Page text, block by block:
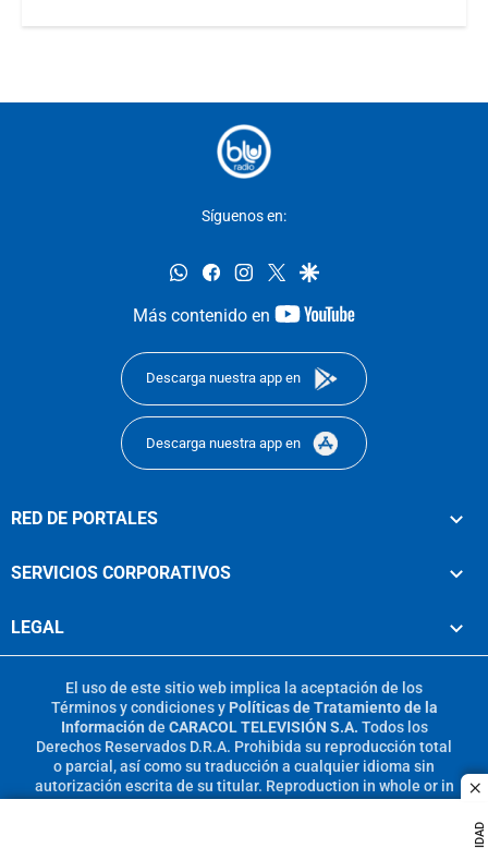
Síguenos en:
whatsappfacebookinstagram
twittergoogle
Más contenido en
youtube-
Descarga nuestra app en
Descarga nuestra app en
RED DE PORTALES
SERVICIOS CORPORATIVOS
LEGAL
El uso de este sitio web implica la aceptación de los
Términos y condicionesy Políticas de Tratamiento de la
Información de CARACOL TELEVISIÓN S.A. Todos los
Derechos Reservados D.R.A. Prohibida su reproducción total
o parcial, así como su traducción a cualquier idioma sin
autorización escrita de su titular. Reproduction in whole or in